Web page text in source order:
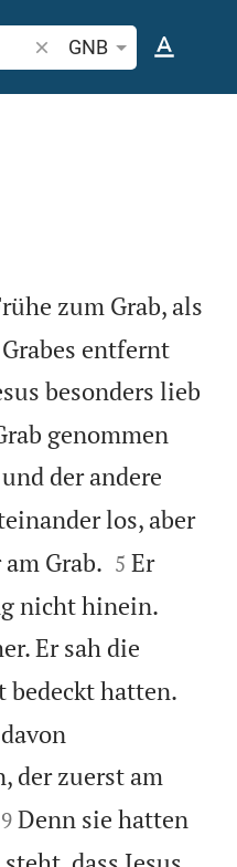
Bibelstelle oder Begriff
GNB
zum Grab, als
entfernt
besonders lieb
genommen
der andere
los, aber
Grab.
5 Er
nicht hinein.
Er sah die
bedeckt hatten.
der zuerst am

9 Denn sie hatten